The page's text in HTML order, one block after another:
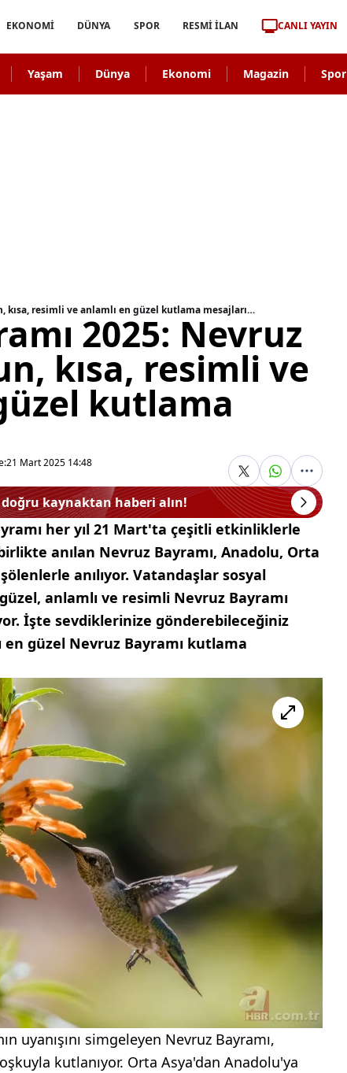
EKONOMİ DÜNYA SPOR RESMİ İLAN CANLI YAYIN
Yaşam Dünya Ekonomi Magazin Spor
kısa, resimli ve anlamlı en güzel kutlama mesajları…
2025: Nevruz
kısa, resimli ve
kutlama
21 Mart 2025 14:48
doğru kaynaktan haberi alın!
her yıl 21 Mart'ta çeşitli etkinliklerle
anılan Nevruz Bayramı, Anadolu, Orta
anılıyor. Vatandaşlar sosyal
anlamlı ve resimli Nevruz Bayramı
İşte sevdiklerinize gönderebileceğiniz
en güzel Nevruz Bayramı kutlama
uyanışını simgeleyen Nevruz Bayramı,
kutlanıyor. Orta Asya'dan Anadolu'ya